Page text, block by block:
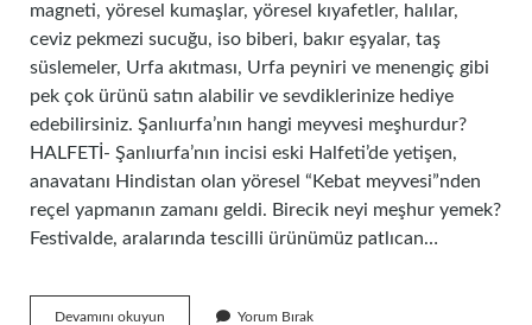
magneti, yöresel kumaşlar, yöresel kıyafetler, halılar,
ceviz pekmezi sucuğu, iso biberi, bakır eşyalar, taş
süslemeler, Urfa akıtması, Urfa peyniri ve menengiç gibi
pek çok ürünü satın alabilir ve sevdiklerinize hediye
edebilirsiniz. Şanlıurfa’nın hangi meyvesi meşhurdur?
HALFETİ- Şanlıurfa’nın incisi eski Halfeti’de yetişen,
anavatanı Hindistan olan yöresel “Kebat meyvesi”nden
reçel yapmanın zamanı geldi. Birecik neyi meşhur yemek?
Festivalde, aralarında tescilli ürünümüz patlıcan…
Devamını okuyun Yorum Bırak